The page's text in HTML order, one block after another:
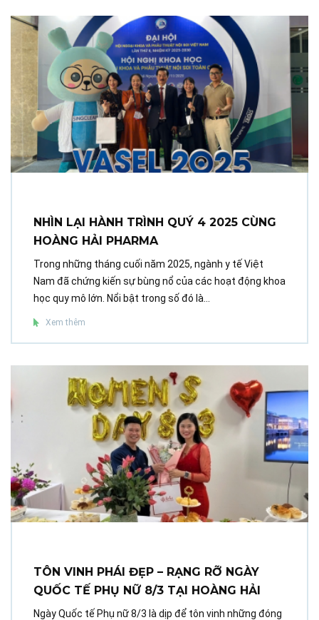
NHÌN LẠI HÀNH TRÌNH QUÝ 4 2025 CÙNG
HOÀNG HẢI PHARMA
Trong những tháng cuối năm 2025, ngành y tế Việt
Nam đã chứng kiến sự bùng nổ của các hoạt động khoa
học quy mô lớn. Nổi bật trong số đó là...
Xem thêm
TÔN VINH PHÁI ĐẸP – RẠNG RỠ NGÀY
QUỐC TẾ PHỤ NỮ 8/3 TẠI HOÀNG HẢI
Ngày Quốc tế Phụ nữ 8/3 là dịp để tôn vinh những đóng